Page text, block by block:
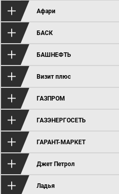
Афари
БАСК
БАШНЕФТЬ
Визит плюс
ГАЗПРОМ
ГАЗЭНЕРГОСЕТЬ
ГАРАНТ-МАРКЕТ
Джет Петрол
Ладья